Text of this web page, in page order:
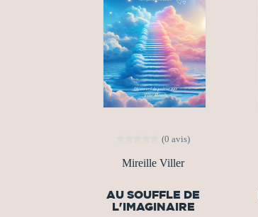
(0 avis)
Mireille Viller
AU SOUFFLE DE
L'IMAGINAIRE